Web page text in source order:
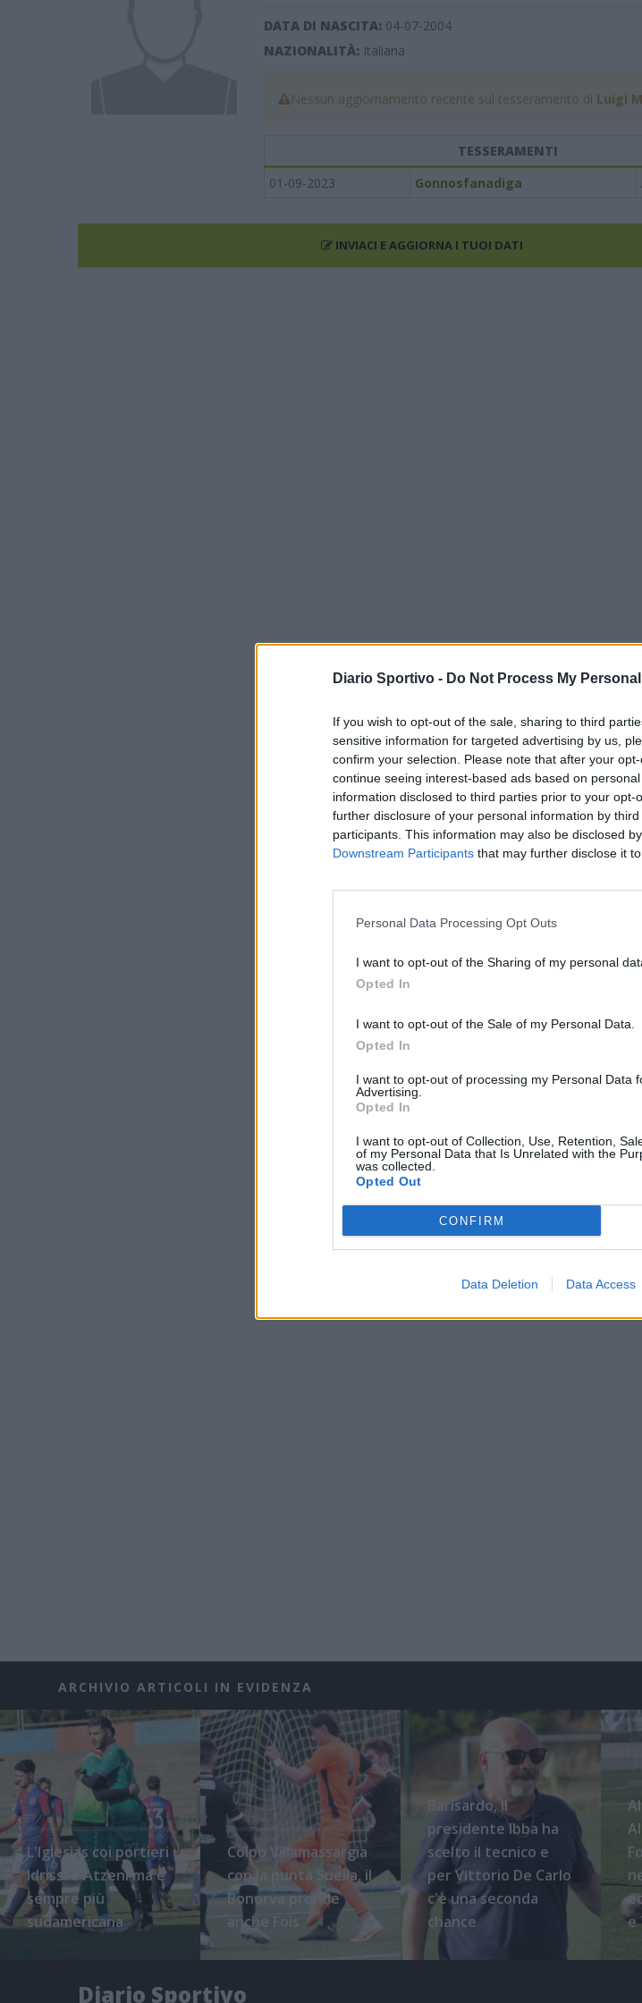
Diario Sportivo - Do Not Process My
If you wish to opt-out of the sale, sharing to third
sensitive information for targeted advertising by us,
confirm your selection. Please note that after your
continue seeing interest-based ads based on
information disclosed to third parties prior to your
further disclosure of your personal information by
participants. This information may also be disclosed
Downstream Participants that may further disclose it
Personal Data Processing Opt Outs
I want to opt-out of the Sharing of my personal
Opted In
I want to opt-out of the Sale of my Personal Data.
Opted In
I want to opt-out of processing my Personal Data
Advertising.
Opted In
I want to opt-out of Collection, Use, Retention,
of my Personal Data that Is Unrelated with the
was collected.
Opted Out
CONFIRM
Data Deletion Data Access
DATA DI NASCITA: 04-07-2004
NAZIONALITÀ: Italiana
Nessun aggiornamento recente sul tesseramento di Luigi
TESSERAMENTI
01-09-2023
Gonnosfanadiga
INVIACI E AGGIORNA I TUOI DATI
ARCHIVIO ARTICOLI IN EVIDENZA
L'Iglesias coi portieri
Idrissi e Atzeni ma è
sempre più
sudamericana
Colpo Villamassargia
con la punta Suella, il
Bonorva prende
anche Fois
Barisardo, il
presidente Ibba ha
scelto il tecnico e
per Vittorio De Carlo
c'è una seconda
chance
e
Diario Sportivo